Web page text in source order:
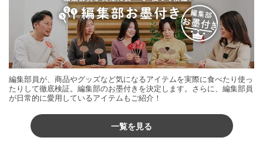
編集部員が、商品やグッズなど気になるアイテムを実際に食べたり使っ
たりして徹底検証。編集部のお墨付きを決定します。さらに、編集部員
が日常的に愛用しているアイテムもご紹介！
一覧を見る